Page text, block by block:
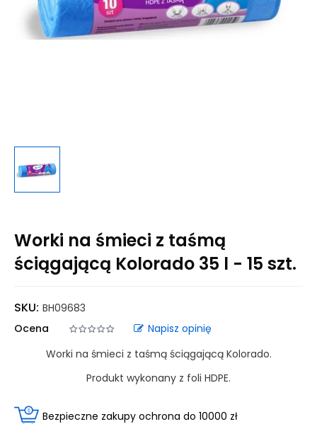
Worki na śmieci z taśmą
ściągającą Kolorado 35 l - 15 szt.
SKU: BH09683
Ocena
Napisz opinię
Worki na śmieci z taśmą ściągającą Kolorado.
Produkt wykonany z foli HDPE.
Bezpieczne zakupy ochrona do 10000 zł